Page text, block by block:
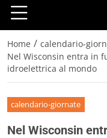
Home / calendario-
Nel Wisconsin entra in
idroelettrica al mondo
calendario-giornate
Nel Wisconsin